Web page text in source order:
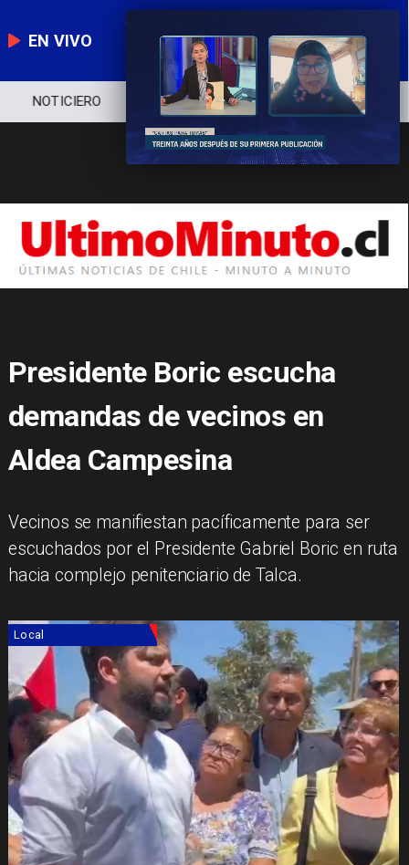
EN VIVO
NOTICIERO POLÍTICA ECONOMÍA
Presidente Boric escucha
demandas de vecinos en
Aldea Campesina
Vecinos se manifiestan pacíficamente para ser
escuchados por el Presidente Gabriel Boric en ruta
hacia complejo penitenciario de Talca.
Local